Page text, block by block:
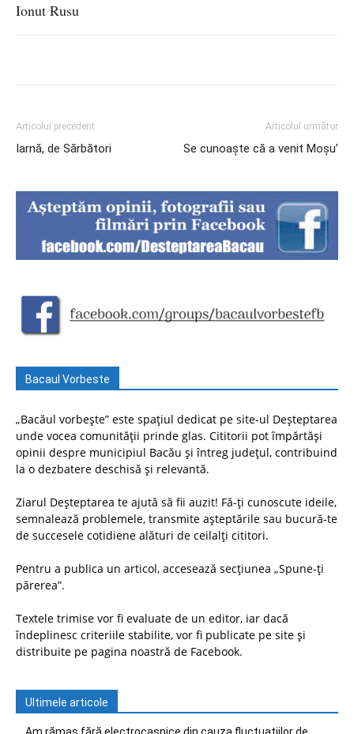
Ionut Rusu
Articolul precedent
Iarnă, de Sărbători
Articolul următor
Se cunoaște că a venit Moșu’
Bacaul Vorbeste
„Bacăul vorbește” este spațiul dedicat pe site-ul Deșteptarea
unde vocea comunității prinde glas. Cititorii pot împărtăși
opinii despre municipiul Bacău și întreg județul, contribuind
la o dezbatere deschisă și relevantă.
Ziarul Deșteptarea te ajută să fii auzit! Fă-ți cunoscute ideile,
semnalează problemele, transmite așteptările sau bucură-te
de succesele cotidiene alături de ceilalți cititori.
Pentru a publica un articol, accesează secțiunea „Spune-ți
părerea”.
Textele trimise vor fi evaluate de un editor, iar dacă
îndeplinesc criteriile stabilite, vor fi publicate pe site și
distribuite pe pagina noastră de Facebook.
Ultimele articole
Am rămas fără electrocasnice din cauza fluctuațiilor de